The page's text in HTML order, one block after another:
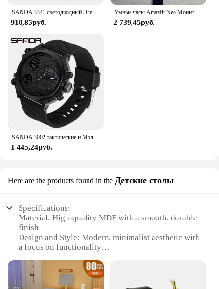
910,85руб.
Умные часы Amazfit Neo Мониторинг сердечного ритма и мониторинг сна 5ATM Водонепроницаемые спортивные часы Bluetooth 5.0 95
2 739,45руб.
1 445,24руб.
Here are the products found in the Детские столы
Specifications:
Material: High-quality MDF with a smooth, durable
finish
Design and Style: Modern, minimalist aesthetic with
a focus on functionality
study areas
Performance and Property: Sturdy construction with
a load capacity of up to 100 lbs